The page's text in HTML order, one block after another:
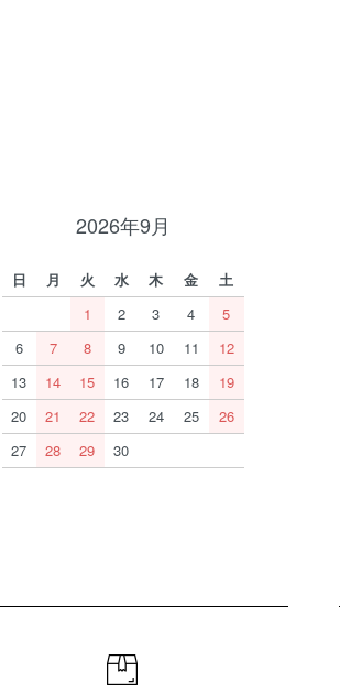
2026年9月
日 月 火 水 木 金
土
1
2 3 4
5
6
7 8 9 10 11
12
13
14 15 16 17 18
19
20
21 22 23 24 25
26
27
28 29 30